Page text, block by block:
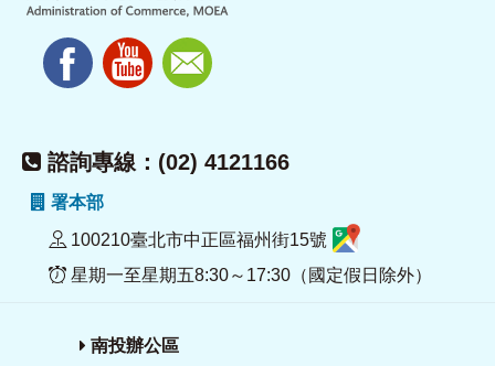
諮詢專線：(02) 4121166
署本部
100210臺北市中正區福州街15號
星期一至星期五8:30～17:30（國定假日除外）
南投辦公區